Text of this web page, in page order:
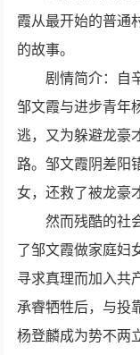
霞从最开始的普通
的故事。
剧情简介：自
邹文霞与进步青年
逃，又为躲避龙豪
路。邹文霞阴差阳
女，还救了被龙豪
然而残酷的社
了邹文霞做家庭妇
寻求真理而加入共
承睿牺牲后，与投
杨登麟成为势不两